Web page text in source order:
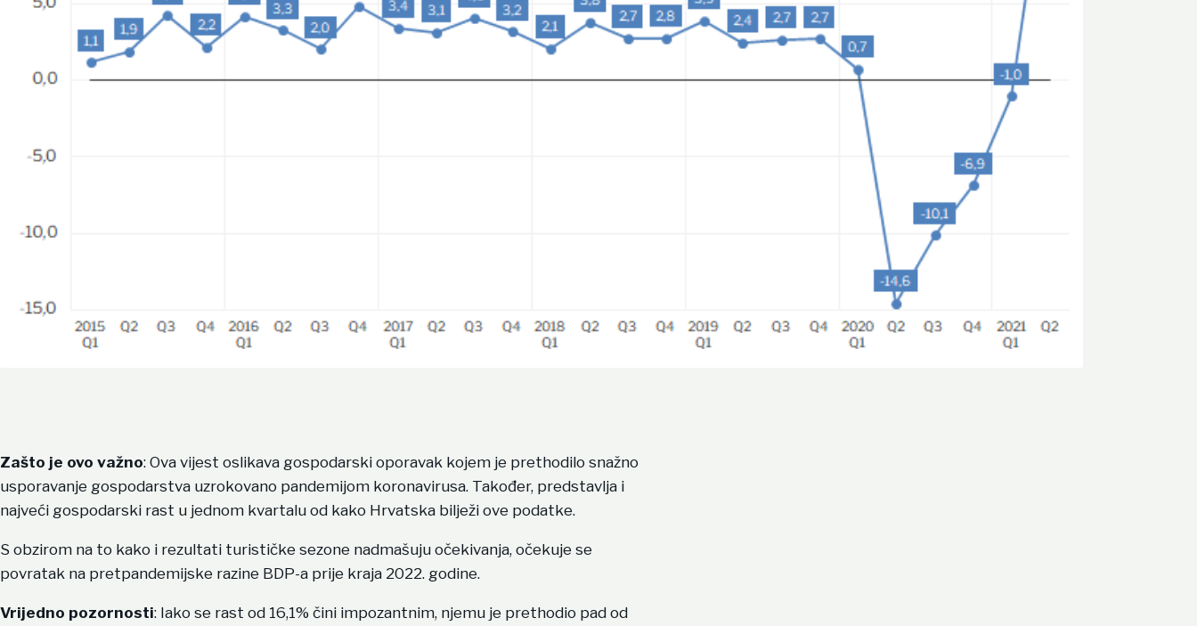
Zašto je ovo važno: Ova vijest oslikava gospodarski oporavak kojem je prethodilo snažno
usporavanje gospodarstva uzrokovano pandemijom koronavirusa. Također, predstavlja i
najveći gospodarski rast u jednom kvartalu od kako Hrvatska bilježi ove podatke.
S obzirom na to kako i rezultati turističke sezone nadmašuju očekivanja, očekuje se
povratak na pretpandemijske razine BDP-a prije kraja 2022. godine.
Vrijedno pozornosti: Iako se rast od 16,1% čini impozantnim, njemu je prethodio pad od